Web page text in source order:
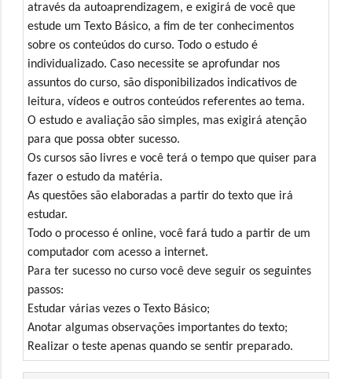
através da autoaprendizagem, e exigirá de você que
estude um Texto Básico, a fim de ter conhecimentos
sobre os conteúdos do curso. Todo o estudo é
individualizado. Caso necessite se aprofundar nos
assuntos do curso, são disponibilizados indicativos de
leitura, vídeos e outros conteúdos referentes ao tema.
O estudo e avaliação são simples, mas exigirá atenção
para que possa obter sucesso.
Os cursos são livres e você terá o tempo que quiser para
fazer o estudo da matéria.
As questões são elaboradas a partir do texto que irá
estudar.
Todo o processo é online, você fará tudo a partir de um
computador com acesso a internet.
Para ter sucesso no curso você deve seguir os seguintes
passos:
Estudar várias vezes o Texto Básico;
Anotar algumas observações importantes do texto;
Realizar o teste apenas quando se sentir preparado.